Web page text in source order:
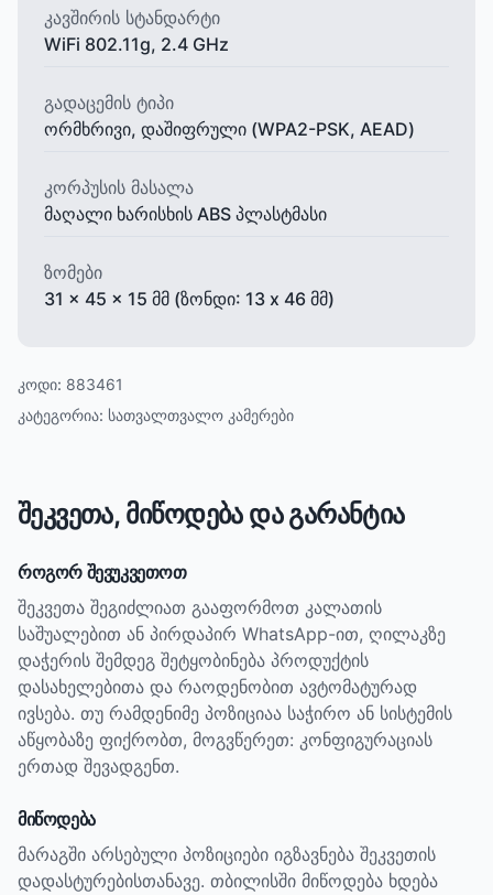
კავშირის სტანდარტი
WiFi 802.11g, 2.4 GHz
გადაცემის ტიპი
ორმხრივი, დაშიფრული (WPA2-PSK, AEAD)
კორპუსის მასალა
მაღალი ხარისხის ABS პლასტმასი
ზომები
31 x 45 x 15 მმ (ზონდი: 13 x 46 მმ)
კოდი: 883461
კატეგორია: სათვალთვალო კამერები
შეკვეთა, მიწოდება და გარანტია
როგორ შევუკვეთოთ
შეკვეთა შეგიძლიათ გააფორმოთ კალათის
საშუალებით ან პირდაპირ WhatsApp-ით, ღილაკზე
დაჭერის შემდეგ შეტყობინება პროდუქტის
დასახელებითა და რაოდენობით ავტომატურად
ივსება. თუ რამდენიმე პოზიციაა საჭირო ან სისტემის
აწყობაზე ფიქრობთ, მოგვწერეთ: კონფიგურაციას
ერთად შევადგენთ.
მიწოდება
მარაგში არსებული პოზიციები იგზავნება შეკვეთის
დადასტურებისთანავე. თბილისში მიწოდება ხდება